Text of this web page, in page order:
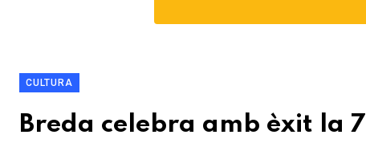
CULTURA
Breda celebra amb èxit la